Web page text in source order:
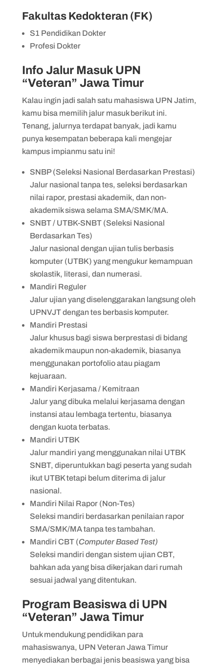
Fakultas Kedokteran (FK)
S1 Pendidikan Dokter
Profesi Dokter
Info Jalur Masuk UPN
“Veteran” Jawa Timur
Kalau ingin jadi salah satu mahasiswa UPN Jatim,
kamu bisa memilih jalur masuk berikut ini.
Tenang, jalurnya terdapat banyak, jadi kamu
punya kesempatan beberapa kali mengejar
kampus impianmu satu ini!
SNBP (Seleksi Nasional Berdasarkan Prestasi)
Jalur nasional tanpa tes, seleksi berdasarkan
nilai rapor, prestasi akademik, dan non-
akademik siswa selama SMA/SMK/MA.
SNBT / UTBK-SNBT (Seleksi Nasional
Berdasarkan Tes)
Jalur nasional dengan ujian tulis berbasis
komputer (UTBK) yang mengukur kemampuan
skolastik, literasi, dan numerasi.
Mandiri Reguler
Jalur ujian yang diselenggarakan langsung oleh
UPNVJT dengan tes berbasis komputer.
Mandiri Prestasi
Jalur khusus bagi siswa berprestasi di bidang
akademik maupun non-akademik, biasanya
menggunakan portofolio atau piagam
kejuaraan.
Mandiri Kerjasama / Kemitraan
Jalur yang dibuka melalui kerjasama dengan
instansi atau lembaga tertentu, biasanya
dengan kuota terbatas.
Mandiri UTBK
Jalur mandiri yang menggunakan nilai UTBK
SNBT, diperuntukkan bagi peserta yang sudah
ikut UTBK tetapi belum diterima di jalur
nasional.
Mandiri Nilai Rapor (Non-Tes)
Seleksi mandiri berdasarkan penilaian rapor
SMA/SMK/MA tanpa tes tambahan.
Mandiri CBT (Computer Based Test)
Seleksi mandiri dengan sistem ujian CBT,
bahkan ada yang bisa dikerjakan dari rumah
sesuai jadwal yang ditentukan.
Program Beasiswa di UPN
“Veteran” Jawa Timur
Untuk mendukung pendidikan para
mahasiswanya, UPN Veteran Jawa Timur
menyediakan berbagai jenis beasiswa yang bisa